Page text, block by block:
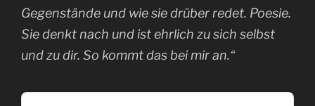
Gegenstände und wie sie drüber redet. Poesie.
Sie denkt nach und ist ehrlich zu sich selbst
und zu dir. So kommt das bei mir an.“
A